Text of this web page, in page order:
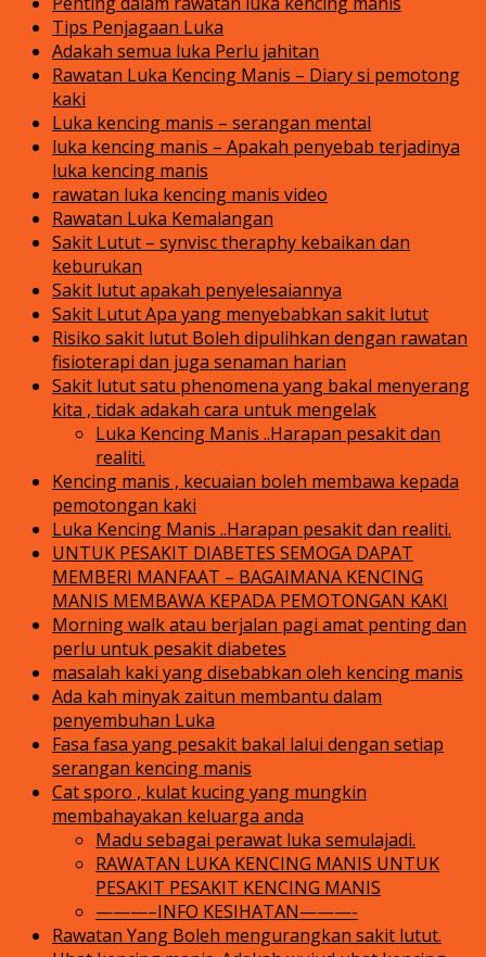
Tips Penjagaan Luka
Adakah semua luka Perlu jahitan
Rawatan Luka Kencing Manis – Diary si pemotong
kaki
Luka kencing manis – serangan mental
luka kencing manis – Apakah penyebab terjadinya
luka kencing manis
rawatan luka kencing manis video
Rawatan Luka Kemalangan
Sakit Lutut – synvisc theraphy kebaikan dan
keburukan
Sakit lutut apakah penyelesaiannya
Sakit Lutut Apa yang menyebabkan sakit lutut
Risiko sakit lutut Boleh dipulihkan dengan rawatan
fisioterapi dan juga senaman harian
Sakit lutut satu phenomena yang bakal menyerang
kita , tidak adakah cara untuk mengelak
Luka Kencing Manis ..Harapan pesakit dan
realiti.
Kencing manis , kecuaian boleh membawa kepada
pemotongan kaki
Luka Kencing Manis ..Harapan pesakit dan realiti.
UNTUK PESAKIT DIABETES SEMOGA DAPAT
MEMBERI MANFAAT – BAGAIMANA KENCING
MANIS MEMBAWA KEPADA PEMOTONGAN KAKI
Morning walk atau berjalan pagi amat penting dan
perlu untuk pesakit diabetes
masalah kaki yang disebabkan oleh kencing manis
Ada kah minyak zaitun membantu dalam
penyembuhan Luka
Fasa fasa yang pesakit bakal lalui dengan setiap
serangan kencing manis
Cat sporo , kulat kucing yang mungkin
membahayakan keluarga anda
Madu sebagai perawat luka semulajadi.
RAWATAN LUKA KENCING MANIS UNTUK
PESAKIT PESAKIT KENCING MANIS
———–INFO KESIHATAN———-
Rawatan Yang Boleh mengurangkan sakit lutut.